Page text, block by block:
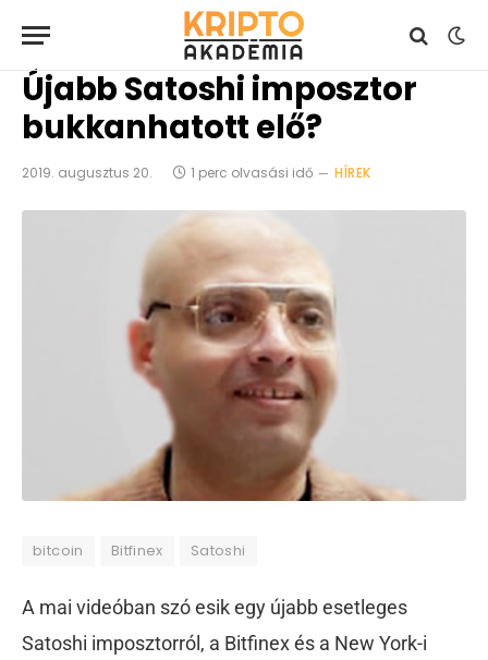
Újabb Satoshi imposztor
bukkanhatott elő?
2019. augusztus 20. 1 perc olvasási idő HÍREK
bitcoin Bitfinex Satoshi
A mai videóban szó esik egy újabb esetleges
Satoshi imposztorról, a Bitfinex és a New York-i